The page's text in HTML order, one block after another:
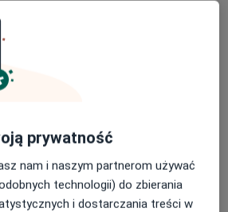
prywatność
nam i naszym partnerom używać
technologii) do zbierania
i dostarczania treści w